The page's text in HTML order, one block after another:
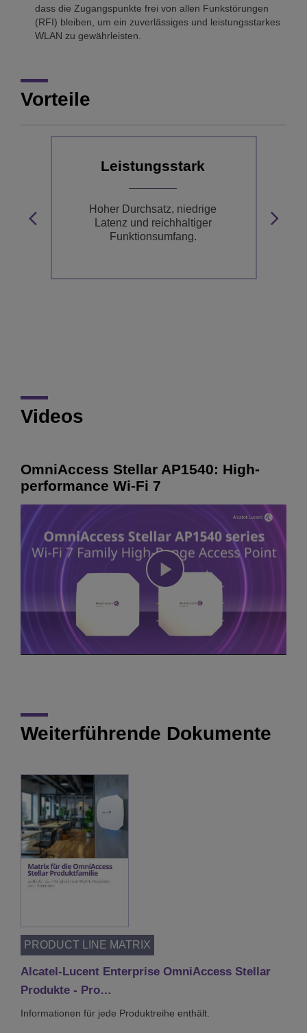
dass die Zugangspunkte frei von allen Funkstörungen
(RFI) bleiben, um ein zuverlässiges und leistungsstarkes
WLAN zu gewährleisten.
Vorteile
Leistungsstark
Hoher Durchsatz, niedrige
Latenz und reichhaltiger
Funktionsumfang.
Videos
OmniAccess Stellar AP1540: High-
performance Wi-Fi 7
Play
Weiterführende Dokumente
PRODUCT LINE MATRIX
Alcatel-Lucent Enterprise OmniAccess Stellar
Produkte - Pro…
Informationen für jede Produktreihe enthält.